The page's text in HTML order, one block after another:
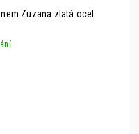
Zuzana zlatá ocel